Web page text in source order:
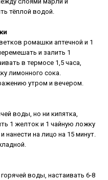
тёплой водой.
ромашки аптечной и 1
и залить 1
в термосе 1,5 часа,
лимонного сока.
утром и вечером.
воды, но ни кипятка,
1 желток и 1 чайную ложку
нанести на лицо на 15 минут.
воды, настаивать 6-8